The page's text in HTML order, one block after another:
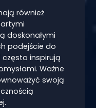
również
doskonałymi
podejście do
często inspirują
Ważne
swoją